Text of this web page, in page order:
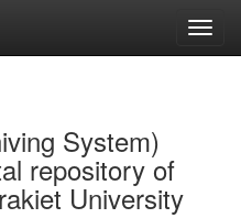
System)
repository of
University